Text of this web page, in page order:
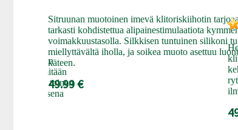
yhteisiin
ei ole mitään
toinen
Sitruunan muotoinen imevä klitoriskiihotin
tarkasti kohdistettua alipainestimulaatiota
voimakkuustasolla. Silkkisen tuntuinen silikoni
miellyttävältä iholla, ja soikea muoto asettuu
käteen.
49.99 €